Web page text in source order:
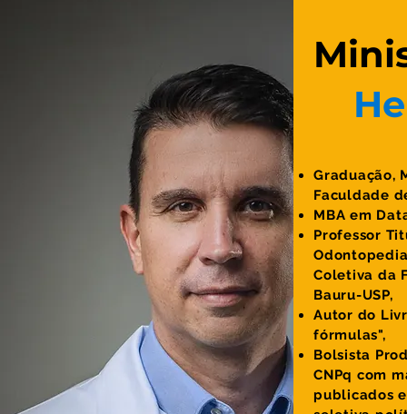
.
.
Graduação,
Faculdade
MBA em
Professor
Coletiva da
Bauru-USP,
Autor do
fórmulas",
Bolsista
CNPq com
publicados